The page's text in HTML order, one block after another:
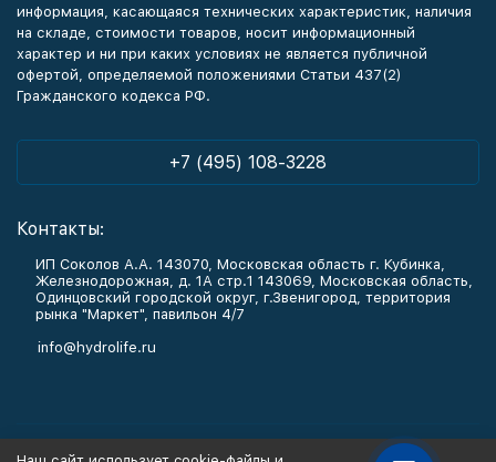
информация, касающаяся технических характеристик, наличия
на складе, стоимости товаров, носит информационный
характер и ни при каких условиях не является публичной
офертой, определяемой положениями Статьи 437(2)
Гражданского кодекса РФ.
+7 (495) 108-3228
Контакты:
ИП Соколов А.А. 143070, Московская область г. Кубинка,
Железнодорожная, д. 1А стр.1 143069, Московская область,
Одинцовский городской округ, г.Звенигород, территория
рынка "Маркет", павильон 4/7
info@hydrolife.ru